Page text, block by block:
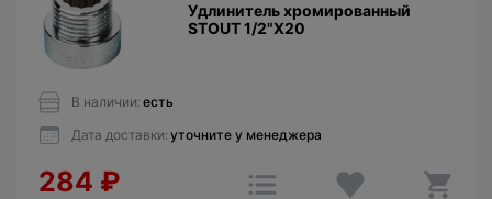
Удлинитель хромированный
STOUT 1/2"X20
В наличии: есть
Дата доставки: уточните у менеджера
284 ₽